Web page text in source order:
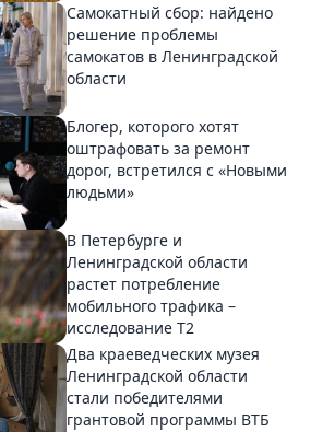
Самокатный сбор: найдено
решение проблемы
самокатов в Ленинградской
области
Блогер, которого хотят
оштрафовать за ремонт
дорог, встретился с «Новыми
людьми»
В Петербурге и
Ленинградской области
растет потребление
мобильного трафика –
исследование T2
Два краеведческих музея
Ленинградской области
стали победителями
грантовой программы ВТБ